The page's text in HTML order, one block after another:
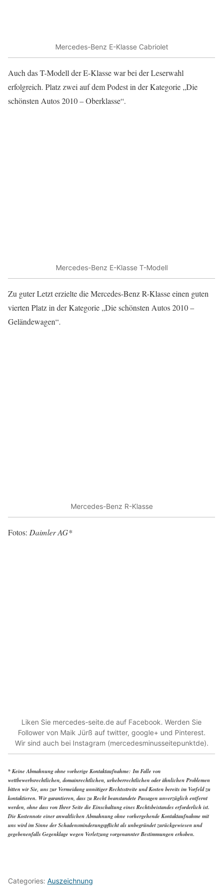
Mercedes-Benz E-Klasse Cabriolet
Auch das T-Modell der E-Klasse war bei der Leserwahl
erfolgreich. Platz zwei auf dem Podest in der Kategorie „Die
schönsten Autos 2010 – Oberklasse“.
Mercedes-Benz E-Klasse T-Modell
Zu guter Letzt erzielte die Mercedes-Benz R-Klasse einen guten
vierten Platz in der Kategorie „Die schönsten Autos 2010 –
Geländewagen“.
Mercedes-Benz R-Klasse
Fotos: Daimler AG*
Liken Sie mercedes-seite.de auf Facebook. Werden Sie
Follower von Maik Jürß auf twitter, google+ und Pinterest.
Wir sind auch bei Instagram (mercedesminusseitepunktde).
* Keine Abmahnung ohne vorherige Kontaktaufnahme: Im Falle von
wettbewerbsrechtlichen, domainrechtlichen, urheberrechtlichen oder ähnlichen Problemen
bitten wir Sie, uns zur Vermeidung unnötiger Rechtsstreite und Kosten bereits im Vorfeld zu
kontaktieren. Wir garantieren, dass zu Recht beanstandete Passagen unverzüglich entfernt
werden, ohne dass von Ihrer Seite die Einschaltung eines Rechtsbeistandes erforderlich ist.
Die Kostennote einer anwaltlichen Abmahnung ohne vorhergehende Kontaktaufnahme mit
uns wird im Sinne der Schadensminderungspflicht als unbegründet zurückgewiesen und
gegebenenfalls Gegenklage wegen Verletzung vorgenannter Bestimmungen erhoben.
Categories: Auszeichnung